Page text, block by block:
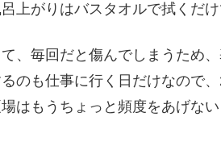
上がりはバスタオルで拭くだけ
、毎回だと傷んでしまうため
のも仕事に行く日だけなので
はもうちょっと頻度をあげな